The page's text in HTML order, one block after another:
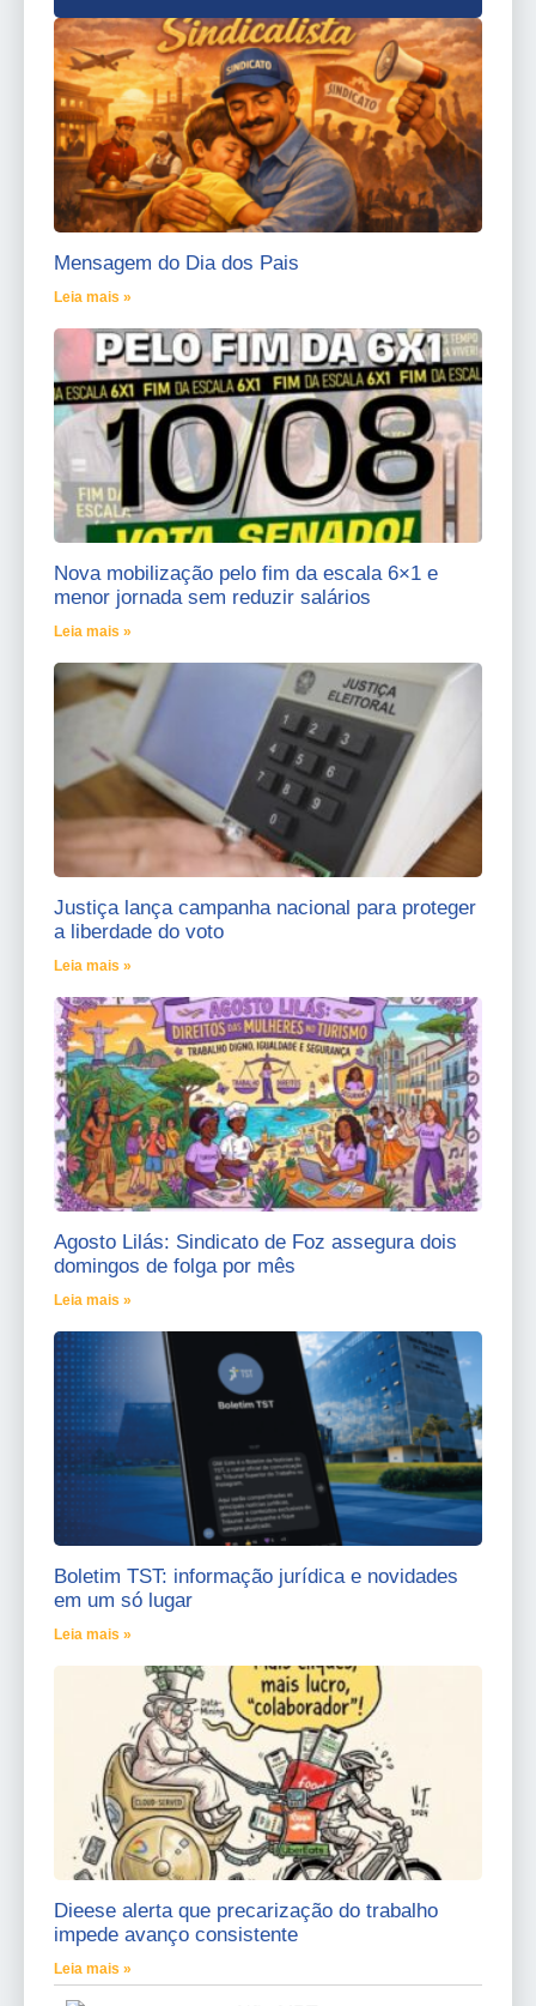
Mensagem do Dia dos Pais
Leia mais »
Nova mobilização pelo fim da escala 6×1 e
menor jornada sem reduzir salários
Leia mais »
Justiça lança campanha nacional para proteger
a liberdade do voto
Leia mais »
Agosto Lilás: Sindicato de Foz assegura dois
domingos de folga por mês
Leia mais »
Boletim TST: informação jurídica e novidades
em um só lugar
Leia mais »
Dieese alerta que precarização do trabalho
impede avanço consistente
Leia mais »